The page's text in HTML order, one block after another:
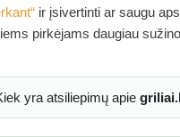
ir įsivertinti ar saugu
pirkėjams daugiau
yra atsiliepimų apie